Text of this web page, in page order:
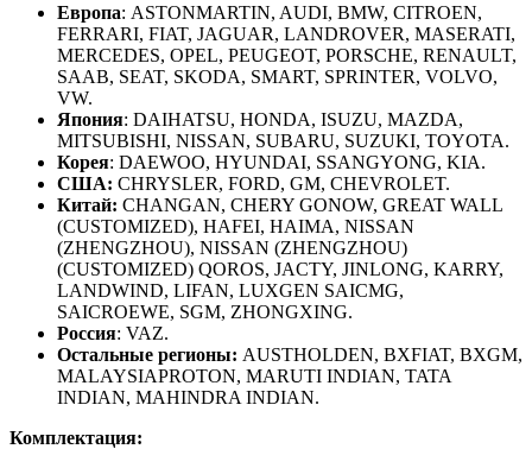
Европа: ASTONMARTIN, AUDI, BMW, CITROEN,
FERRARI, FIAT, JAGUAR, LANDROVER, MASERATI,
MERCEDES, OPEL, PEUGEOT, PORSCHE, RENAULT,
SAAB, SEAT, SKODA, SMART, SPRINTER, VOLVO,
VW.
Япония: DAIHATSU, HONDA, ISUZU, MAZDA,
MITSUBISHI, NISSAN, SUBARU, SUZUKI, TOYOTA.
Корея: DAEWOO, HYUNDAI, SSANGYONG, KIA.
США: CHRYSLER, FORD, GM, CHEVROLET.
Китай: CHANGAN, CHERY GONOW, GREAT WALL
(CUSTOMIZED), HAFEI, HAIMA, NISSAN
(ZHENGZHOU), NISSAN (ZHENGZHOU)
(CUSTOMIZED) QOROS, JACTY, JINLONG, KARRY,
LANDWIND, LIFAN, LUXGEN SAICMG,
SAICROEWE, SGM, ZHONGXING.
Россия: VAZ.
Остальные регионы: AUSTHOLDEN, BXFIAT, BXGM,
MALAYSIAPROTON, MARUTI INDIAN, TATA
INDIAN, MAHINDRA INDIAN.
Комплектация: